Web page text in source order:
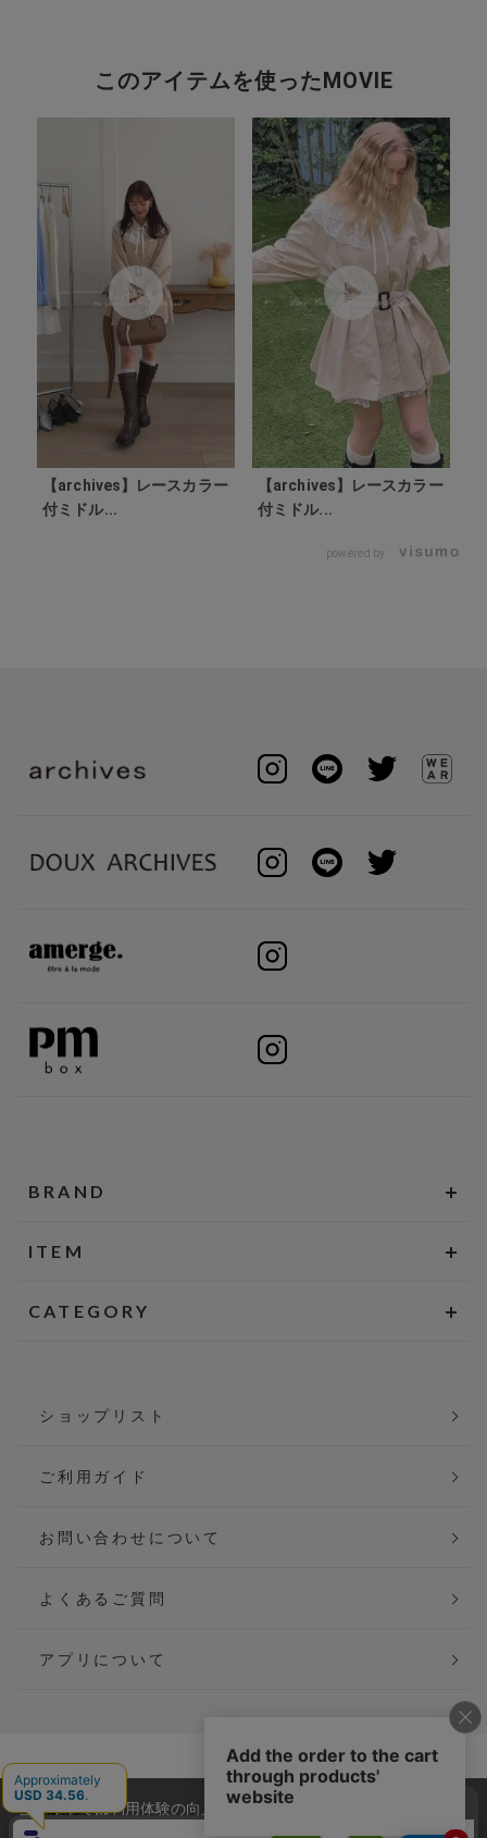
このアイテムを使ったMOVIE
【archives】レースカラー
付ミドル...
【archives】レースカラー
付ミドル...
powered by
BRAND
ITEM
CATEGORY
ショップリスト
ご利用ガイド
お問い合わせについて
よくあるご質問
アプリについて
会社概要
特定商取引法に基づく表記
ご利用規約
当サイトでは利用体験の向上およびコンテンツの最適な提供、ト
ラフィックの分析を目的としてCookieを使用しています。